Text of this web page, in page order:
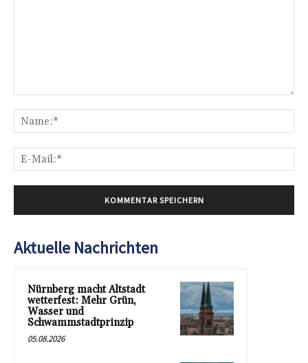
Aktuelle Nachrichten
Nürnberg macht Altstadt
wetterfest: Mehr Grün,
Wasser und
Schwammstadtprinzip
05.08.2026